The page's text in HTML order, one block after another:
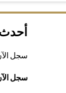
سجل
سجل